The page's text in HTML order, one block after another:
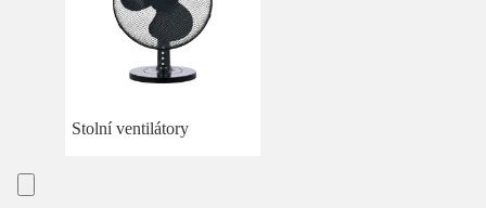
Stolní ventilátory